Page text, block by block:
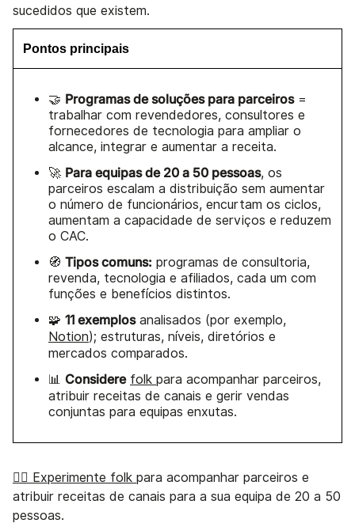
sucedidos que existem.
Pontos principais
🤝 Programas de soluções para parceiros=
trabalhar com revendedores, consultores e
fornecedores de tecnologia para ampliar o
alcance, integrar e aumentar a receita.
🚀 Para equipas de 20 a 50 pessoas, os
parceiros escalam a distribuição sem aumentar
o número de funcionários, encurtam os ciclos,
aumentam a capacidade de serviços e reduzem
o CAC.
🧭 Tipos comuns: programas de consultoria,
revenda, tecnologia e afiliados, cada um com
funções e benefícios distintos.
🧩 11 exemplosanalisados (por exemplo,
Notion); estruturas, níveis, diretórios e
mercados comparados.
📊 Considere folk para acompanhar parceiros,
atribuir receitas de canais e gerir vendas
conjuntas para equipas enxutas.
👉🏼 Experimente folk para acompanhar parceiros e
atribuir receitas de canais para a sua equipa de 20 a 50
pessoas.